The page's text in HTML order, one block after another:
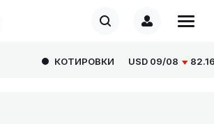
КОТИРОВКИ USD 09/08 82.1665